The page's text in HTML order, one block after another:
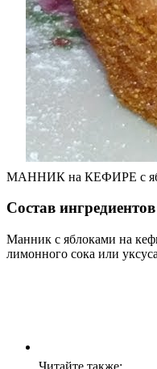
МАННИК на КЕФИРЕ с
Состав ингредиентов
Манник с яблоками на
лимонного сока или
Читайте также: